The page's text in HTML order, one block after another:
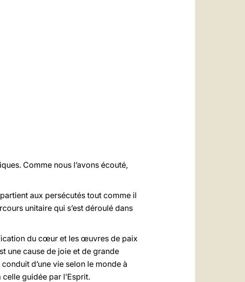
Comme nous l’avons écouté,
aux persécutés tout comme il
unitaire qui s’est déroulé dans
du cœur et les œuvres de paix
une cause de joie et de grande
d’une vie selon le monde à
guidée par l’Esprit.